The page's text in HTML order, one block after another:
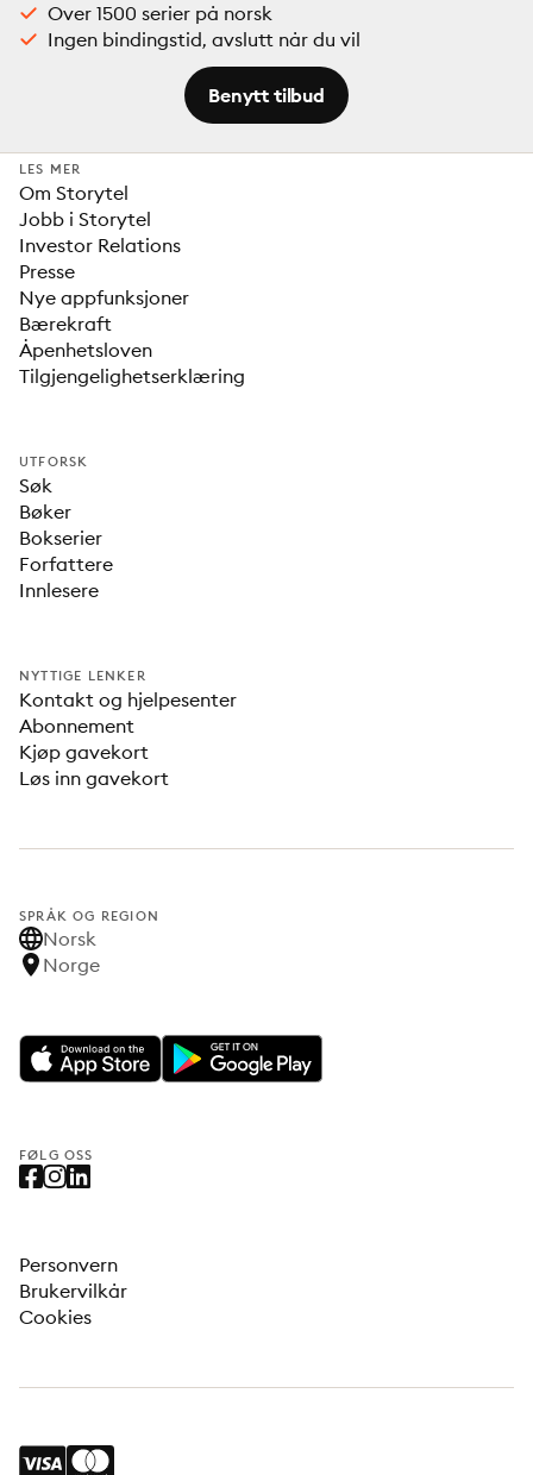
Over 1500 serier på norsk
Ingen bindingstid, avslutt når du vil
Benytt tilbud
LES MER
Om Storytel
Jobb i Storytel
Investor Relations
Presse
Nye appfunksjoner
Bærekraft
Åpenhetsloven
Tilgjengelighetserklæring
UTFORSK
Søk
Bøker
Bokserier
Forfattere
Innlesere
NYTTIGE LENKER
Kontakt og hjelpesenter
Abonnement
Kjøp gavekort
Løs inn gavekort
SPRÅK OG REGION
Norsk
Norge
FØLG OSS
Personvern
Brukervilkår
Cookies